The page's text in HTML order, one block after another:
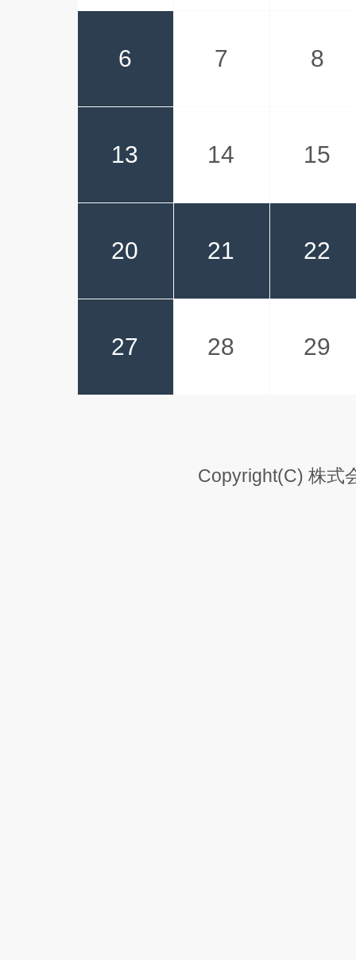
6 7 8
13 14 15
20 21 22
27 28 29
Copyright(C) 株式